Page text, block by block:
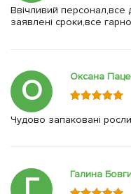
Ввічливий персонал,все
заявлені сроки,все
О Оксана
Чудово запаковані
Галина